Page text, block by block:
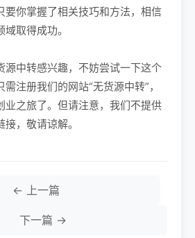
要你掌握了相关技巧和方法，相信
取得成功。
源中转感兴趣，不妨尝试一下这个
注册我们的网站“无货源中转”，
业之旅了。但请注意，我们不提供
，敬请谅解。
← 上一篇
下一篇 →